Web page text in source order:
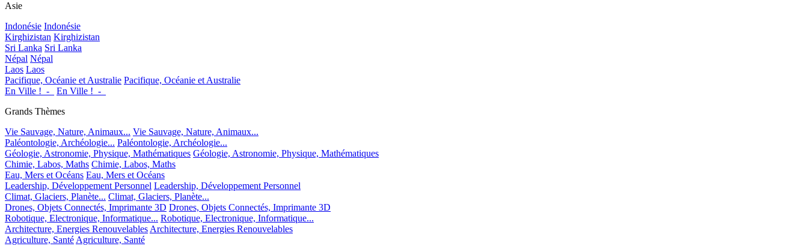
Asie
Indonésie Indonésie
Kirghizistan Kirghizistan
Sri Lanka Sri Lanka
Népal Népal
Laos Laos
Pacifique, Océanie et Australie Pacifique, Océanie et Australie
En Ville !_-_
En Ville !_-_
Grands Thèmes
Vie Sauvage, Nature, Animaux... Vie Sauvage, Nature, Animaux...
Paléontologie, Archéologie... Paléontologie, Archéologie...
Géologie, Astronomie, Physique, Mathématiques Géologie, Astronomie, Physique, Mathématiques
Chimie, Labos, Maths Chimie, Labos, Maths
Eau, Mers et Océans Eau, Mers et Océans
Leadership, Développement Personnel Leadership, Développement Personnel
Climat, Glaciers, Planète... Climat, Glaciers, Planète...
Drones, Objets Connectés, Imprimante 3D Drones, Objets Connectés, Imprimante 3D
Robotique, Electronique, Informatique... Robotique, Electronique, Informatique...
Architecture, Energies RenouvelablesArchitecture, Energies Renouvelables
Agriculture, SantéAgriculture, Santé